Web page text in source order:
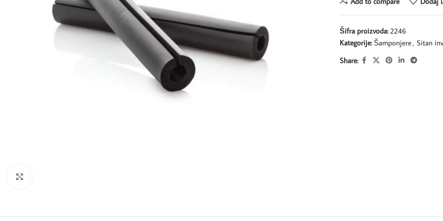
Šifra proizvoda:2246
Kategorije: Šamponjere, Sitan
Share: